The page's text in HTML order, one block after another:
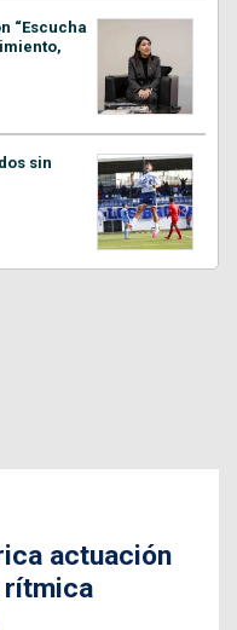
“Escucha
sin
actuación
rítmica